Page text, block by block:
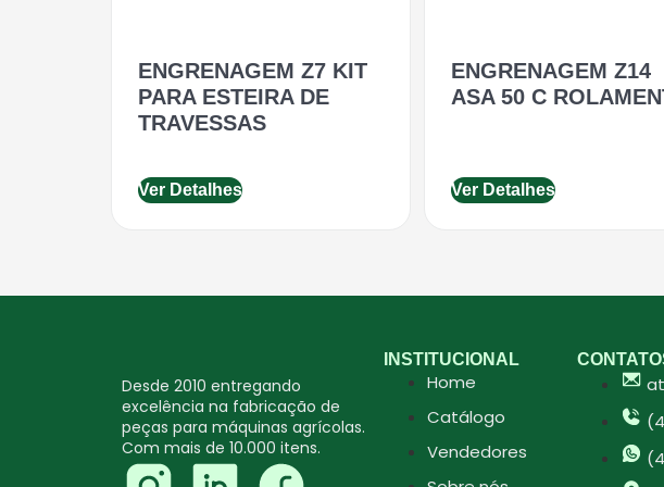
ENGRENAGEM Z7 KIT
PARA ESTEIRA DE
TRAVESSAS
Ver Detalhes
ENGRENAGEM Z14
ASA 50 C
Ver Detalhes
Desde 2010 entregando
excelência na fabricação de
peças para máquinas agrícolas.
Com mais de 10.000 itens.
INSTITUCIONAL
Home
Catálogo
Vendedores